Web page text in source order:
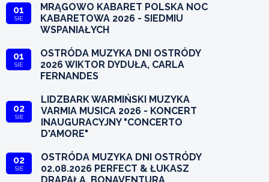
01
SIE
MRĄGOWO KABARET POLSKA NOC
KABARETOWA 2026 - SIEDMIU
WSPANIAŁYCH
01
SIE
OSTRÓDA MUZYKA DNI OSTRÓDY
2026 WIKTOR DYDUŁA, CARLA
FERNANDES
02
SIE
LIDZBARK WARMIŃSKI MUZYKA
VARMIA MUSICA 2026 - KONCERT
INAUGURACYJNY "CONCERTO
D'AMORE"
02
SIE
OSTRÓDA MUZYKA DNI OSTRÓDY
02.08.2026 PERFECT & ŁUKASZ